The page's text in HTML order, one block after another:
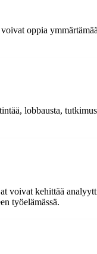
oppia
lobbausta,
kehittää
työelämässä.